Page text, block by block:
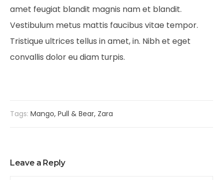
amet feugiat blandit magnis nam et blandit.
Vestibulum metus mattis faucibus vitae tempor.
Tristique ultrices tellus in amet, in. Nibh et eget
convallis dolor eu diam turpis.
Tags: Mango, Pull & Bear, Zara
Leave a Reply